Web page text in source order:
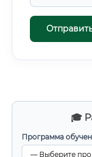
🎓
Программа